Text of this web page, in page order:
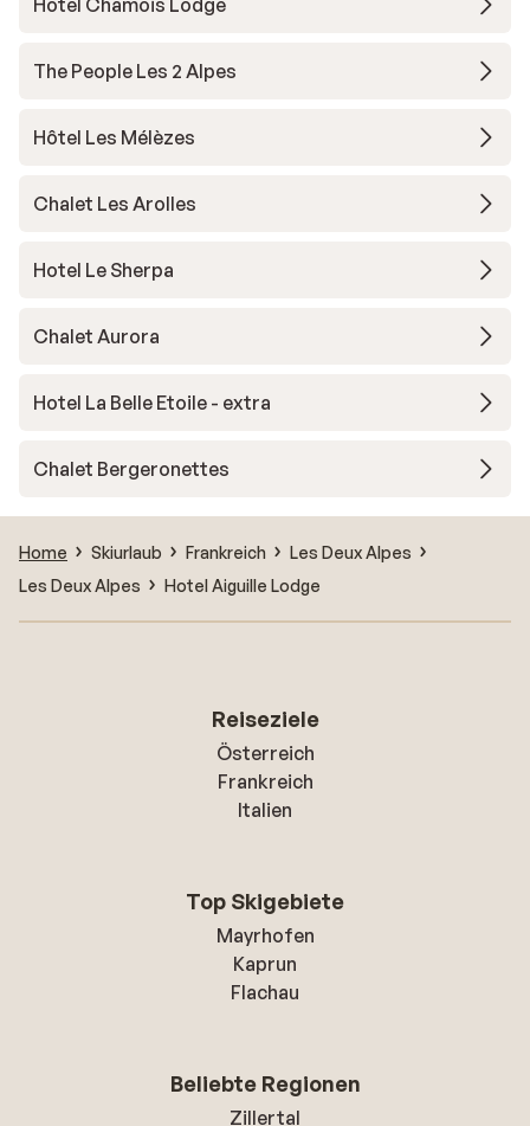
Hotel Chamois Lodge
The People Les 2 Alpes
Hôtel Les Mélèzes
Chalet Les Arolles
Hotel Le Sherpa
Chalet Aurora
Hotel La Belle Etoile - extra
Chalet Bergeronettes
Home Skiurlaub Frankreich
Les Deux Alpes
Les Deux Alpes
Hotel Aiguille Lodge
Reiseziele
Österreich
Frankreich
Italien
Top Skigebiete
Mayrhofen
Kaprun
Flachau
Beliebte Regionen
Zillertal